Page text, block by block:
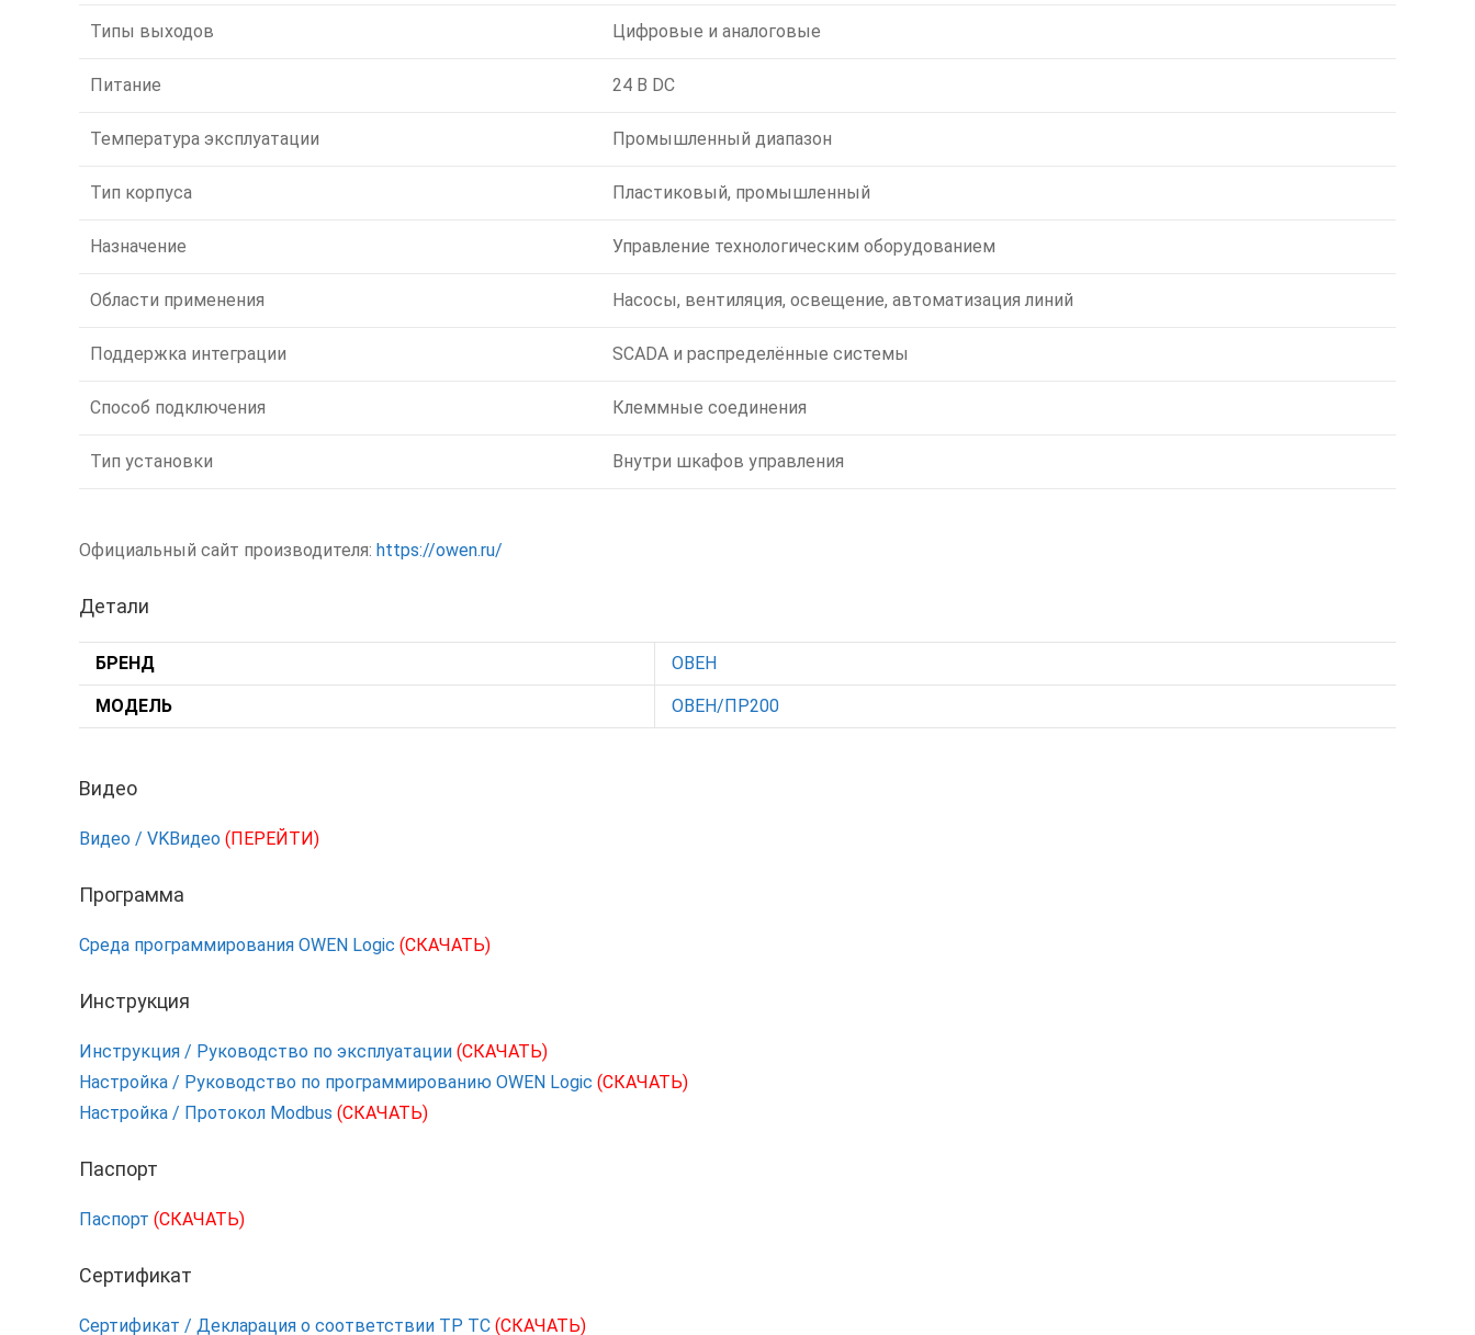
Типы выходов Цифровые и аналоговые
Питание 24 В DC
Температура эксплуатации Промышленный диапазон
Тип корпуса Пластиковый, промышленный
Назначение Управление технологическим оборудованием
Области применения Насосы, вентиляция, освещение, автоматизация линий
Поддержка интеграции SCADA и распределённые системы
Способ подключения Клеммные соединения
Тип установки Внутри шкафов управления
Официальный сайт производителя: https://owen.ru/
Детали
БРЕНД ОВЕН
МОДЕЛЬ ОВЕН/ПР200
Видео
Видео / VKВидео (ПЕРЕЙТИ)
Программа
Среда программирования OWEN Logic (СКАЧАТЬ)
Инструкция
Инструкция / Руководство по эксплуатации (СКАЧАТЬ)
Настройка / Руководство по программированию OWEN Logic (СКАЧАТЬ)
Настройка / Протокол Modbus (СКАЧАТЬ)
Паспорт
Паспорт (СКАЧАТЬ)
Сертификат
Сертификат / Декларация о соответствии ТР ТС (СКАЧАТЬ)